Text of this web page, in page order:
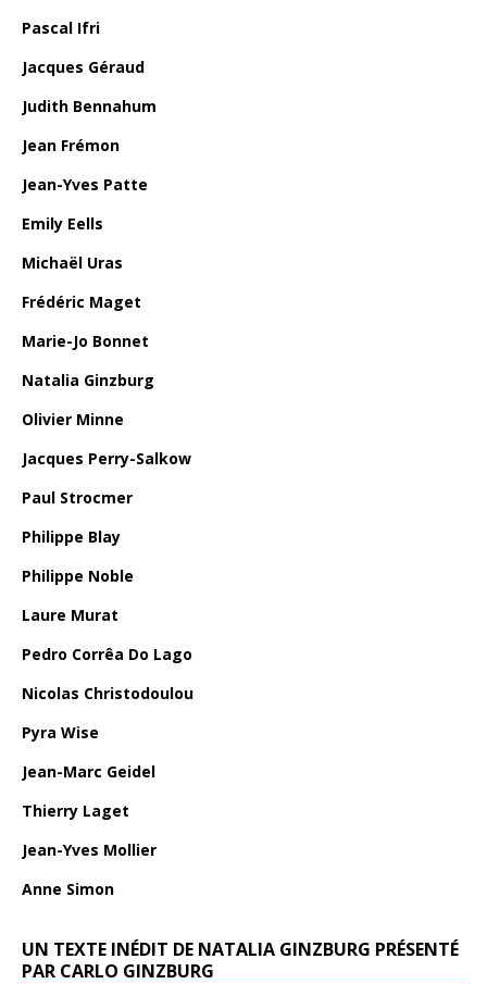
Pascal Ifri
Jacques Géraud
Judith Bennahum
Jean Frémon
Jean-Yves Patte
Emily Eells
Michaël Uras
Frédéric Maget
Marie-Jo Bonnet
Natalia Ginzburg
Olivier Minne
Jacques Perry-Salkow
Paul Strocmer
Philippe Blay
Philippe Noble
Laure Murat
Pedro Corrêa Do Lago
Nicolas Christodoulou
Pyra Wise
Jean-Marc Geidel
Thierry Laget
Jean-Yves Mollier
Anne Simon
UN TEXTE INÉDIT DE NATALIA GINZBURG PRÉSENTÉ
PAR CARLO GINZBURG